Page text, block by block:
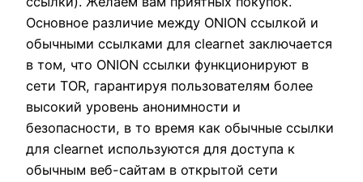
Основное различие между ONION ссылкой и
обычными ссылками для clearnet заключается
в том, что ONION ссылки функционируют в
сети TOR, гарантируя пользователям более
высокий уровень анонимности и
безопасности, в то время как обычные ссылки
для clearnet используются для доступа к
обычным веб-сайтам в открытой сети